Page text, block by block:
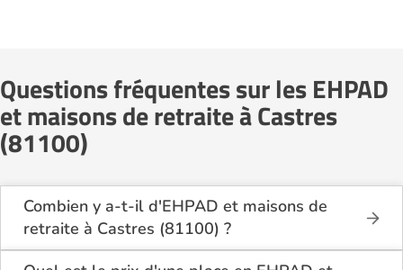
Questions fréquentes sur les EHPAD
et maisons de retraite à Castres
(81100)
Combien y a-t-il d'EHPAD et maisons de
retraite à Castres (81100) ?
Sur le site Logement-seniors.com, on recense